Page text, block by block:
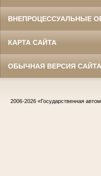
ВНЕПРОЦЕССУАЛЬНЫЕ
КАРТА САЙТА
ОБЫЧНАЯ ВЕРСИЯ САЙТА
2006-2026 «Государственная